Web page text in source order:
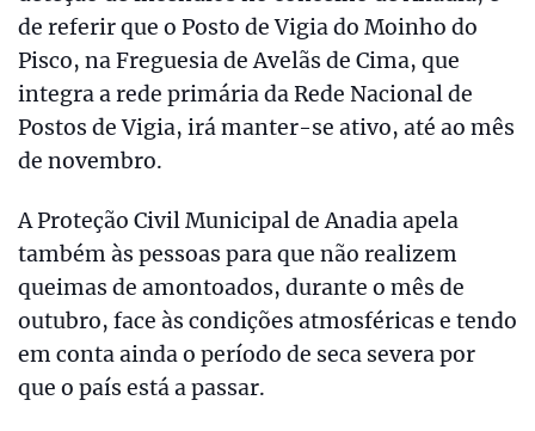
de referir que o Posto de Vigia do Moinho do
Pisco, na Freguesia de Avelãs de Cima, que
integra a rede primária da Rede Nacional de
Postos de Vigia, irá manter-se ativo, até ao mês
de novembro.
A Proteção Civil Municipal de Anadia apela
também às pessoas para que não realizem
queimas de amontoados, durante o mês de
outubro, face às condições atmosféricas e tendo
em conta ainda o período de seca severa por
que o país está a passar.